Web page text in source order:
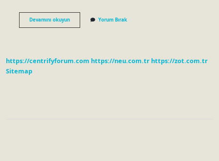
Devamını okuyunCam
Silerken
Yorum Bırak
https://centrifyforum.com https://neu.com.tr https://zot.com.tr
Sitemap